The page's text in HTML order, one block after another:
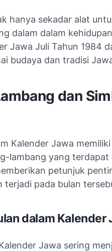
hanya sekadar alat
dalam dalam
Jawa Juli Tahun 1984
budaya dan tradisi
dan
Kalender Jawa
lambang yang terdapat
petunjuk
terjadi pada bulan
dalam Kalender
Jawa sering